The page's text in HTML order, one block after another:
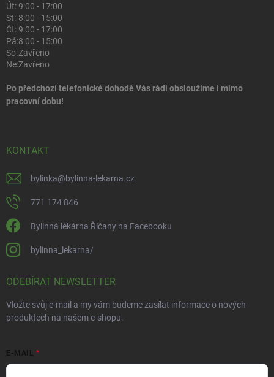
Út:9:00 - 17:00
St: 8:00 - 15:00
Čt:9:00 - 17:00
Pá:8:00 - 15:00
So:Zavřeno
Ne:Zavřeno
Po předchozí telefonické dohodě Vás rádi obsloužíme i mimo
pracovní dobu!
KONTAKT
bylinka@bylinna-lekarna.cz
771 174 846
Bylinná lékárna Říčany na Facebooku
bylinna_lekarna/
ODEBÍRAT NEWSLETTER
Vložte svůj e-mail a my vám budeme zasílat informace o nových
produktech na našem e-shopu.
E-MAIL